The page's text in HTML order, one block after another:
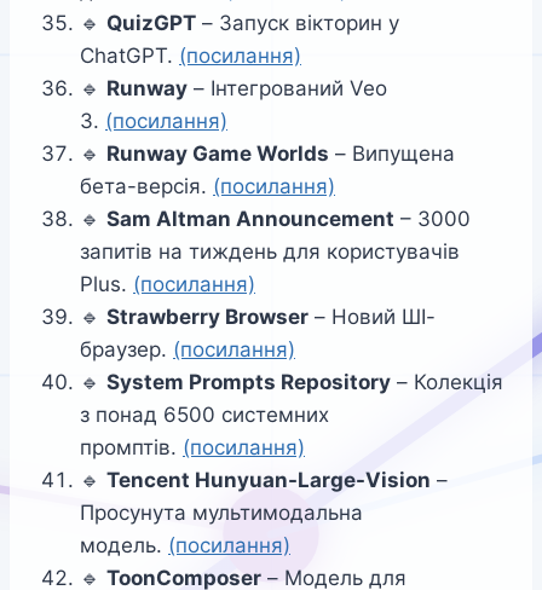
🔹 QuizGPT – Запуск вікторин у
ChatGPT. (посилання)
🔹 Runway – Інтегрований Veo
3. (посилання)
🔹 Runway Game Worlds – Випущена
бета-версія. (посилання)
🔹 Sam Altman Announcement – 3000
запитів на тиждень для користувачів
Plus. (посилання)
🔹 Strawberry Browser – Новий ШІ-
браузер. (посилання)
🔹 System Prompts Repository – Колекція
з понад 6500 системних
промптів. (посилання)
🔹 Tencent Hunyuan-Large-Vision –
Просунута мультимодальна
модель. (посилання)
🔹 ToonComposer – Модель для